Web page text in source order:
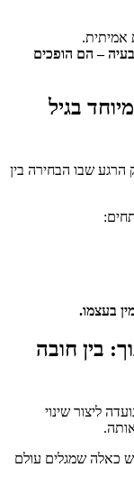
אמיתית.
– הם הופכים
בגיל
הרגע שבו הבחירה בין
בעצמו.
בין חובה
ליצור שינוי
כאלה שמגלים עולם